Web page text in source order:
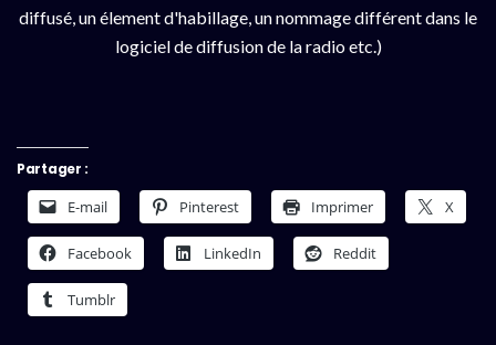
diffusé, un élement d'habillage, un nommage différent dans le
logiciel de diffusion de la radio etc.)
Partager :
E-mail Pinterest Imprimer X
Facebook LinkedIn Reddit
Tumblr